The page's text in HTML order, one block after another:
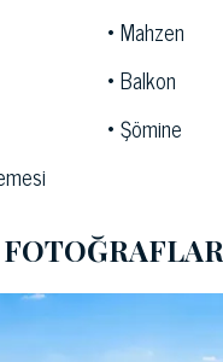
güzelliğini takdir
Vecchio, Palazzo Pitti
Katedral gibi eşsiz
pitoresk
şaraplar eşliğinde tipik
çıkarmak da mümkündür.
bu lüks villa, hem şehrin
kırsalının sağladığı
Mahzen
Balkon
Şömine
FOTOĞRAFLAR